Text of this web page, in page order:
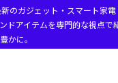
のガジェット・スマート家
ドアイテムを専門的な視点で
かに。